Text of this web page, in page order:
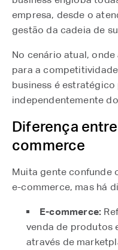
empresa, desde o
gestão da cadeia de
No cenário atual,
para a
business é
independentemente
Diferença
commerce
Muita gente confunde
e-commerce, mas há
E-commerce:
venda de produtos
através de